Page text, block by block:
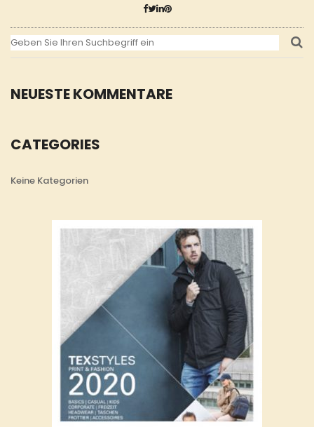
NEUESTE KOMMENTARE
CATEGORIES
Keine Kategorien